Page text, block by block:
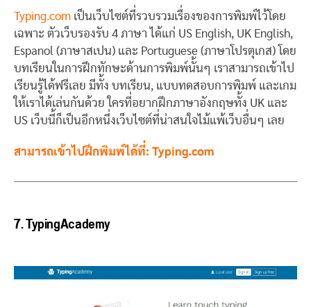
Typing.com เป็นเว็บไซต์ที่รวบรวมเรื่องของการพิมพ์ไว้โดย
เฉพาะ ตัวเว็บรองรับ 4 ภาษา ได้แก่ US English, UK English,
Espanol (ภาษาสเปน) และ Portuguese (ภาษาโปรตุเกส) โดย
บทเรียนในการฝึกทักษะด้านการพิมพ์นั้นๆ เราสามารถเข้าไป
เรียนรู้ได้ฟรีเลย มีทั้ง บทเรียน, แบบทดสอบการพิมพ์ และเกม
ให้เราได้เล่นกันด้วย ใครที่อยากฝึกภาษาอังกฤษทั้ง UK และ
US เว็บนี้ก็เป็นอีกหนึ่งเว็บไซต์ที่น่าสนใจไม้แพ้เว็บอื่นๆ เลย
สามารถเข้าไปฝึกพิมพ์ได้ที่: Typing.com
7.TypingAcademy